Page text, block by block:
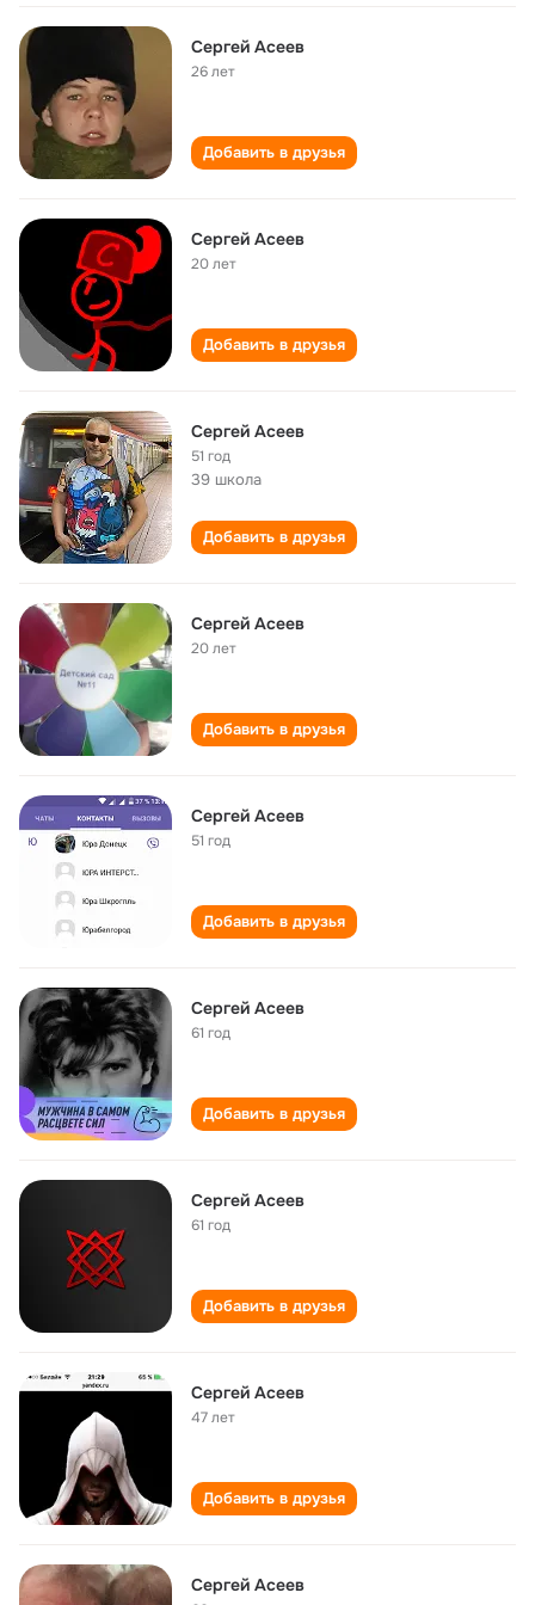
Сергей Асеев
26 лет
Добавить в друзья
Сергей Асеев
20 лет
Добавить в друзья
Сергей Асеев
51 год
39 школа
Добавить в друзья
Сергей Асеев
20 лет
Добавить в друзья
Сергей Асеев
51 год
Добавить в друзья
Сергей Асеев
61 год
Добавить в друзья
Сергей Асеев
61 год
Добавить в друзья
Сергей Асеев
47 лет
Добавить в друзья
Сергей Асеев